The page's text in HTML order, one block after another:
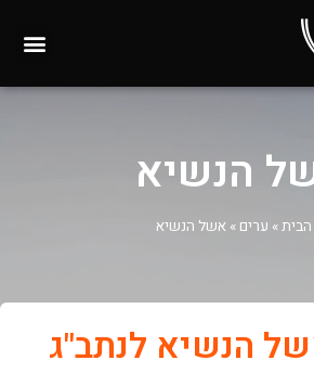
הנשיא
» ערים »אשל הנשיא
הנשיא לנתב"ג